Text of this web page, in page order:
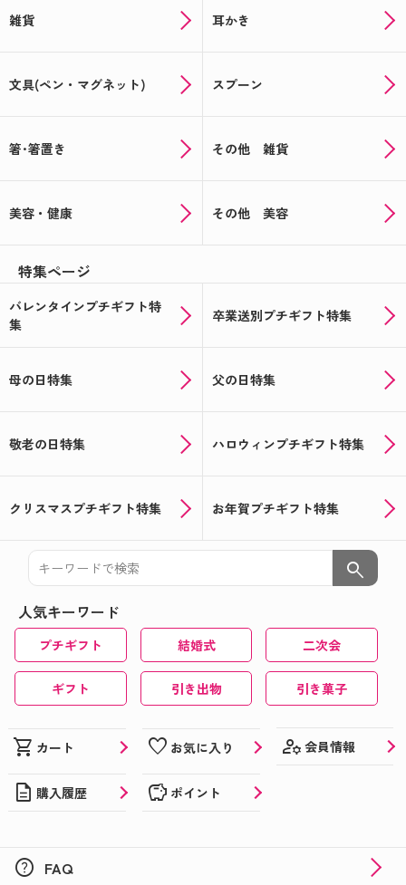
雑貨 耳かき
文具(ペン・マグネット) スプーン
箸･箸置き その他 雑貨
美容・健康 その他 美容
特集ページ
バレンタインプチギフト特
集
卒業送別プチギフト特集
母の日特集 父の日特集
敬老の日特集 ハロウィンプチギフト特集
クリスマスプチギフト特集 お年賀プチギフト特集
search
人気キーワード
プチギフト 結婚式 二次会
ギフト 引き出物 引き菓子
shopping_cart カート favorite お気に入り manage_accounts 会員情報
description 購入履歴 savings ポイント
help FAQ